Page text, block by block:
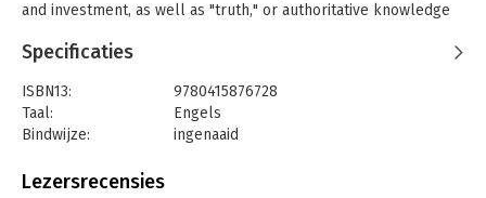
and investment, as well as "truth," or authoritative knowledge
alternative paradigms of development, and the book details
participates in a set of fierce debates about development -
from the role of markets to the secrets of successful pro-
poor institutions. Based on many years of research in
Capital also grows out of the author's undergraduate teaching
Specificaties
ISBN13:
9780415876728
Taal:
Engels
Bindwijze:
ingenaaid
Uitgever:
Lezersrecensies